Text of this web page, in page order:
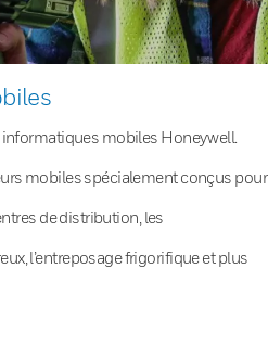
mobiles Honeywell.
mobiles spécialement conçus pour
de distribution, les
l’entreposage frigorifique et plus